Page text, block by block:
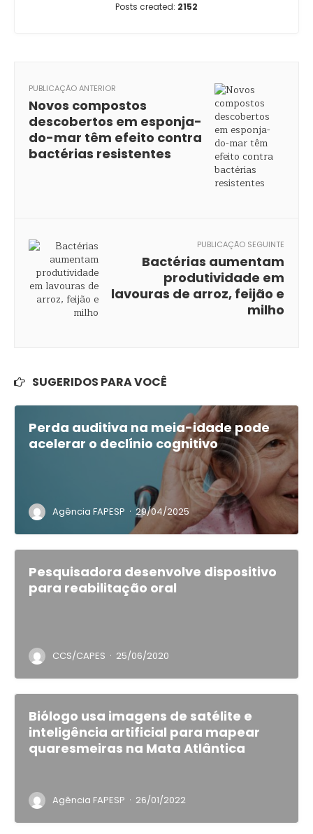
Posts created: 2152
PUBLICAÇÃO ANTERIOR
Novos compostos
descobertos em esponja-
do-mar têm efeito contra
bactérias resistentes
PUBLICAÇÃO SEGUINTE
Bactérias aumentam
produtividade em
lavouras de arroz, feijão e
milho
SUGERIDOS PARA VOCÊ
Perda auditiva na meia-idade pode
acelerar o declínio cognitivo
Agência FAPESP · 29/04/2025
Pesquisadora desenvolve dispositivo
para reabilitação oral
CCS/CAPES · 25/06/2020
Biólogo usa imagens de satélite e
inteligência artificial para mapear
quaresmeiras na Mata Atlântica
Agência FAPESP · 26/01/2022